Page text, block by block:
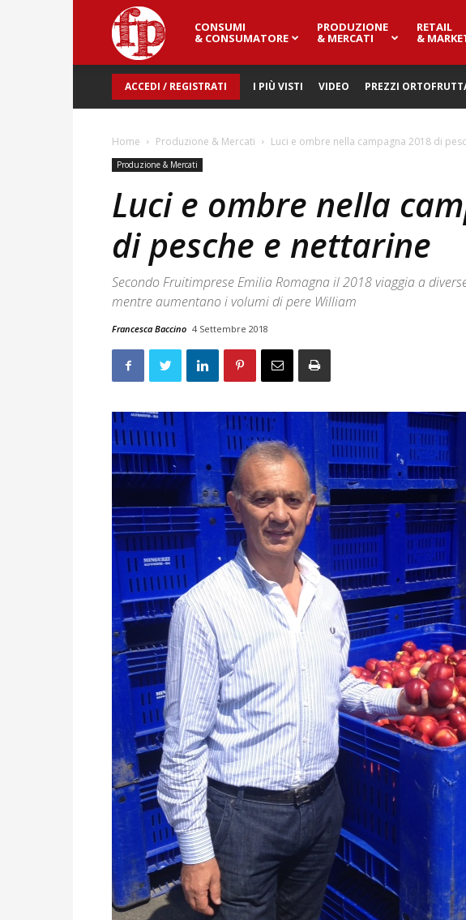
Fresh
Point
Magazine
CONSUMI
& CONSUMATORE
PRODUZIONE
& MERCATI
RETAIL
&
ACCEDI / REGISTRATI I PIÙ VISTI VIDEO PREZZI
Home Produzione & Mercati Luci e ombre nella campagna 2018 di
Produzione & Mercati
Luci e ombre nella
di pesche e nettarine
Secondo Fruitimprese Emilia Romagna il 2018 viaggia a
mentre aumentano i volumi di pere William
Francesca Baccino 4 Settembre 2018